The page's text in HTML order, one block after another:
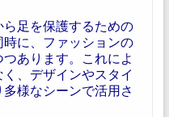
足を保護するための
に、ファッションの
あります。これによ
、デザインやスタイ
様なシーンで活用さ